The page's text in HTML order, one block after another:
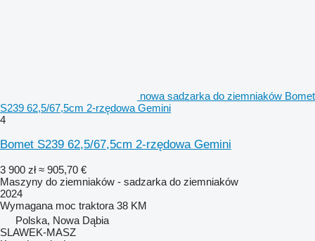
nowa sadzarka do ziemniaków Bomet
S239 62,5/67,5cm 2-rzędowa Gemini
4
Bomet S239 62,5/67,5cm 2-rzędowa Gemini
3 900 zł ≈ 905,70 €
Maszyny do ziemniaków - sadzarka do ziemniaków
2024
Wymagana moc traktora 38 KM
Polska, Nowa Dąbia
SLAWEK-MASZ